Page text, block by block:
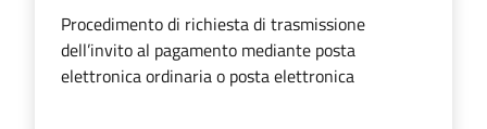
Procedimento di richiesta di trasmissione
dell’invito al pagamento mediante posta
elettronica ordinaria o posta elettronica